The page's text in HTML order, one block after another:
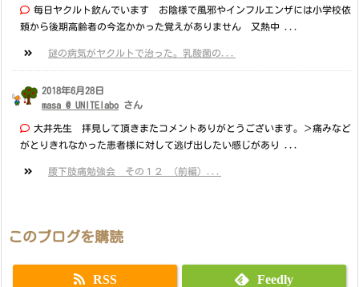
毎日ヤクルト飲んでいます お陰様で風邪やインフルエンザには小学校依
頼から後期高齢者の今迄かかった覚えがありません 又熱中 ...
謎の病気がヤクルトで治った。乳酸菌の...
2018年6月28日
masa @ UNITElabo さん
大井先生 拝見して頂きまたコメントありがとうございます。＞痛みなど
がとりきれなかった患者様に対して逃げ出したい感じがあり ...
腰下肢痛勉強会 その１２ （前編）...
このブログを購読
RSS Feedly